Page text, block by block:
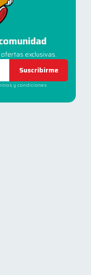
exclusivas.
Suscribirme
y condiciones